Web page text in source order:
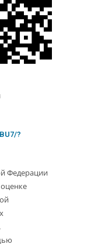
?
Федерации